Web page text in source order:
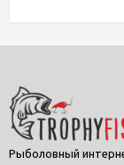
Рыболовный